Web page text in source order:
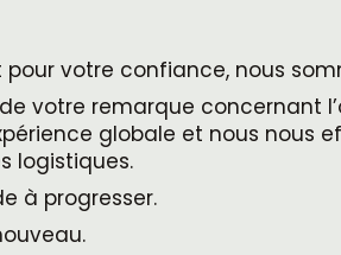
votre confiance, nous
votre remarque concernant
globale et nous nous
logistiques.
à progresser.